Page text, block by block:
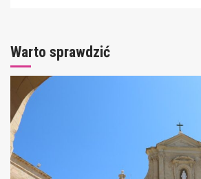
Warto sprawdzić